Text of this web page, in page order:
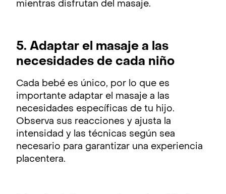
mientras disfrutan del masaje.
5. Adaptar el masaje a las
necesidades de cada niño
Cada bebé es único, por lo que es
importante adaptar el masaje a las
necesidades específicas de tu hijo.
Observa sus reacciones y ajusta la
intensidad y las técnicas según sea
necesario para garantizar una experiencia
placentera.